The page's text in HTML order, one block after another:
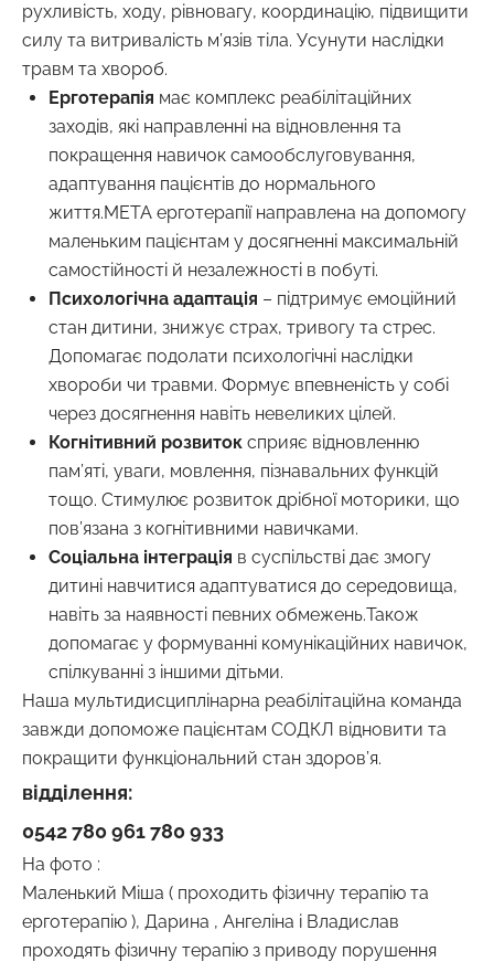
рухливість, ходу, рівновагу, координацію, підвищити
силу та витривалість м’язів тіла. Усунути наслідки
травм та хвороб.
Ерготерапія має комплекс реабілітаційних
заходів, які направленні на відновлення та
покращення навичок самообслуговування,
адаптування пацієнтів до нормального
життя.МЕТА ерготерапії направлена на допомогу
маленьким пацієнтам у досягненні максимальній
самостійності й незалежності в побуті.
Психологічна адаптація – підтримує емоційний
стан дитини, знижує страх, тривогу та стрес.
Допомагає подолати психологічні наслідки
хвороби чи травми. Формує впевненість у собі
через досягнення навіть невеликих цілей.
Когнітивний розвиток сприяє відновленню
пам’яті, уваги, мовлення, пізнавальних функцій
тощо. Стимулює розвиток дрібної моторики, що
пов’язана з когнітивними навичками.
Соціальна інтеграція в суспільстві дає змогу
дитині навчитися адаптуватися до середовища,
навіть за наявності певних обмежень.Також
допомагає у формуванні комунікаційних навичок,
спілкуванні з іншими дітьми.
Наша мультидисциплінарна реабілітаційна команда
завжди допоможе пацієнтам СОДКЛ відновити та
покращити функціональний стан здоров’я.
відділення:
0542 780 961 780 933
На фото :
Маленький Міша ( проходить фізичну терапію та
ерготерапію ), Дарина , Ангеліна і Владислав
проходять фізичну терапію з приводу порушення